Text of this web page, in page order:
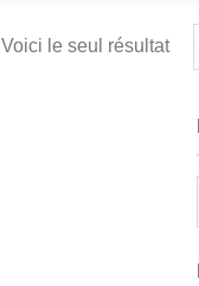
Voici le seul résultat